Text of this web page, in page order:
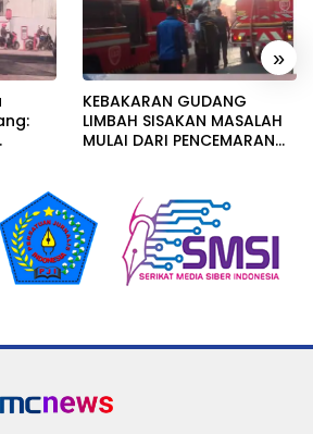
»
KEBAKARAN GUDANG
LIMBAH SISAKAN MASALAH
MULAI DARI PENCEMARAN
IZIN LINGKUNGAN